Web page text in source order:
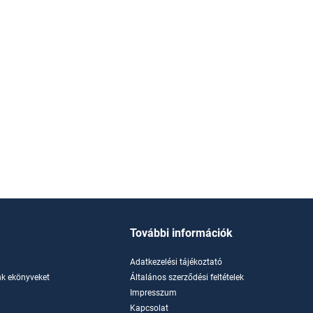
ekönyveket
További információk
Adatkezelési tájékoztató
Általános szerződési feltételek
Impresszum
Kapcsolat